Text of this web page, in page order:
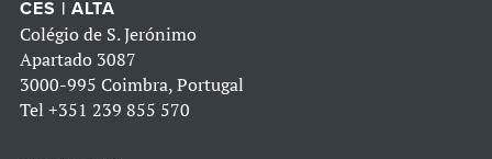
CES | ALTA
Colégio de S. Jerónimo
Apartado 3087
3000-995 Coimbra, Portugal
Tel +351 239 855 570